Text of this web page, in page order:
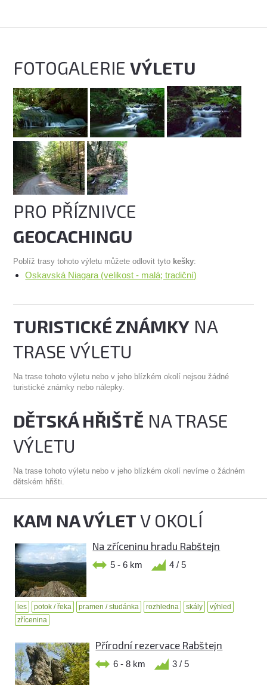
FOTOGALERIEVÝLETU
PRO PŘÍZNIVCE
GEOCACHINGU
Poblíž trasy tohoto výletu můžete odlovit tyto kešky:
Oskavská Niagara (velikost - malá; tradiční)
TURISTICKÉ ZNÁMKY NA
TRASE VÝLETU
Na trase tohoto výletu nebo v jeho blízkém okolí nejsou žádné
turistické známky nebo nálepky.
DĚTSKÁ HŘIŠTĚ NA TRASE
VÝLETU
Na trase tohoto výletu nebo v jeho blízkém okolí nevíme o žádném
dětském hřišti.
KAM NA VÝLETV OKOLÍ
Na zříceninu hradu Rabštejn
5 - 6 km 4 / 5
les potok / řeka pramen / studánka rozhledna skály
výhled
zřícenina
Přírodní rezervace Rabštejn
6 - 8 km 3 / 5